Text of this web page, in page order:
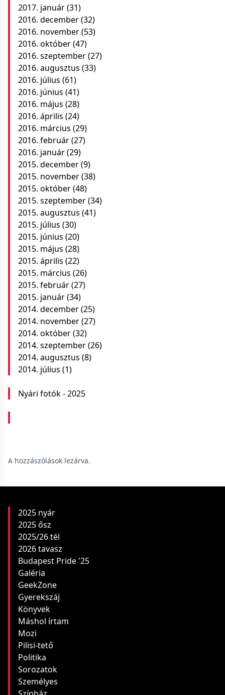
2017. január(31)
2016. december(32)
2016. november(53)
2016. október(47)
2016. szeptember(27)
2016. augusztus (33)
2016. július (61)
2016. június (41)
2016. május (28)
2016. április (24)
2016. március (29)
2016. február(27)
2016. január(29)
2015. december(9)
2015. november(38)
2015. október(48)
2015. szeptember(34)
2015. augusztus (41)
2015. július (30)
2015. június (20)
2015. május (28)
2015. április (22)
2015. március (26)
2015. február(27)
2015. január(34)
2014. december(25)
2014. november(27)
2014. október(32)
2014. szeptember(26)
2014. augusztus (8)
2014. július (1)
Nyári fotók - 2025
A hozzászólások lezárva.
2025 nyár
2025 ősz
2025/26 tél
2026 tavasz
Budapest Pride '25
Galéria
GeekZone
Gyerekszáj
Könyvek
Máshol írtam
Mozi
Pilisi-tető
Politika
Sorozatok
Személyes